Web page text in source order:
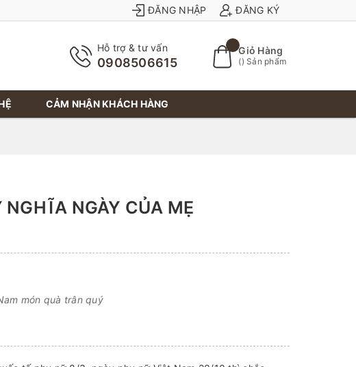
ĐĂNG NHẬP ĐĂNG KÝ
Hỗ trợ & tư vấn
0908506615
Giỏ Hàng
() Sản phẩm
CẢM NHẬN KHÁCH HÀNG
NGHĨA NGÀY CỦA MẸ
món quà trân quý